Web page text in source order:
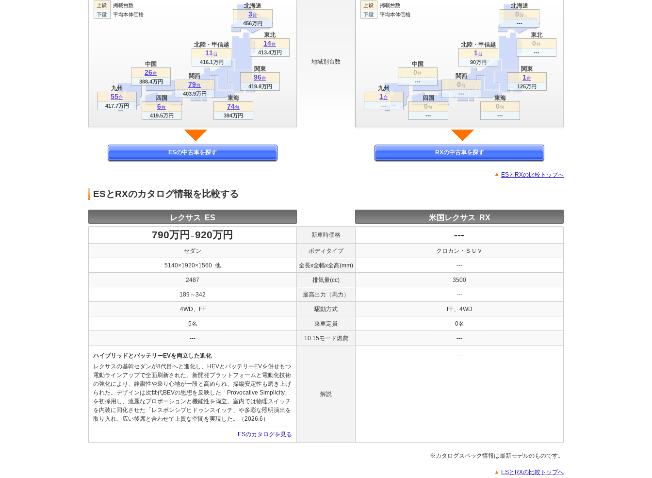
関東
96台
419.9万円
関西
79台
403.9万円
東海
74台
394万円
北海道
3台
456万円
九州
55台
417.7万円
東北
14台
413.4万円
北陸・甲信越
11台
416.1万円
中国
26台
388.4万円
四国
6台
419.5万円
地域別台数
関東
1台
125万円
関西
0台
---
東海
0台
---
北海道
0台
---
九州
1台
---
東北
0台
---
北陸・甲信越
1台
90万円
中国
0台
---
四国
0台
---
ESの中古車を探す RXの中古車を探す
ESとRXの比較トップへ
ESとRXのカタログ情報を比較する
レクサス ES 米国レクサス RX
790万円 ～920万円 新車時価格 ---
セダン ボディタイプ クロカン・ＳＵＶ
5140×1920×1560 他 全長x全幅x全高(mm) ---
2487 排気量(cc) 3500
189～342 最高出力（馬力） ---
4WD、FF 駆動方式 FF、4WD
5名 乗車定員 0名
--- 10.15モード燃費 ---
ハイブリッドとバッテリーEVを両立した進化
レクサスの基幹セダンが8代目へと進化し、HEVとバッテリーEVを併せもつ
電動ラインアップで全面刷新された。新開発プラットフォームと電動化技術
の強化により、静粛性や乗り心地が一段と高められ、操縦安定性も磨き上げ
られた。デザインは次世代BEVの思想を反映した「Provocative Simplicity」
を初採用し、流麗なプロポーションと機能性を両立。室内では物理スイッチ
を内装に同化させた「レスポンシブヒドゥンスイッチ」や多彩な照明演出を
取り入れ、広い後席と合わせて上質な空間を実現した。（2026.6）
ESのカタログを見る
解説
---
※カタログスペック情報は最新モデルのものです。
ESとRXの比較トップへ